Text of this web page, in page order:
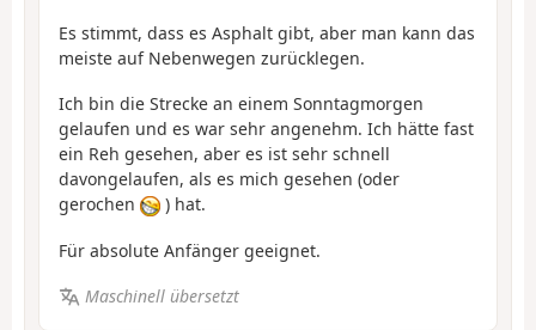
Es stimmt, dass es Asphalt gibt, aber man kann das
meiste auf Nebenwegen zurücklegen.
Ich bin die Strecke an einem Sonntagmorgen
gelaufen und es war sehr angenehm. Ich hätte fast
ein Reh gesehen, aber es ist sehr schnell
davongelaufen, als es mich gesehen (oder
gerochen
) hat.
Für absolute Anfänger geeignet.
Maschinell übersetzt